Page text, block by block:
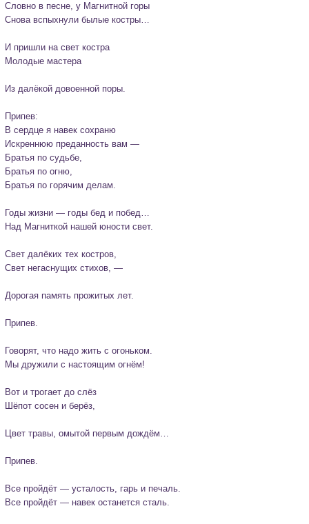
Словно в песне, у Магнитной горы
Снова вспыхнули былые костры…
И пришли на свет костра
Молодые мастера
Из далёкой довоенной поры.
Припев:
В сердце я навек сохраню
Искреннюю преданность вам —
Братья по судьбе,
Братья по огню,
Братья по горячим делам.
Годы жизни — годы бед и побед…
Над Магниткой нашей юности свет.
Свет далёких тех костров,
Свет негаснущих стихов, —
Дорогая память прожитых лет.
Припев.
Говорят, что надо жить с огоньком.
Мы дружили с настоящим огнём!
Вот и трогает до слёз
Шёпот сосен и берёз,
Цвет травы, омытой первым дождём…
Припев.
Все пройдёт — усталость, гарь и печаль.
Все пройдёт — навек останется сталь.